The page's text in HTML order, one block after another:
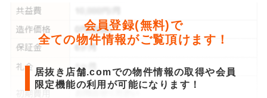
会員登録(無料)で
全ての物件情報がご覧頂けます！
居抜き店舗.comでの物件情報の取得や会員
限定機能の利用が可能になります！